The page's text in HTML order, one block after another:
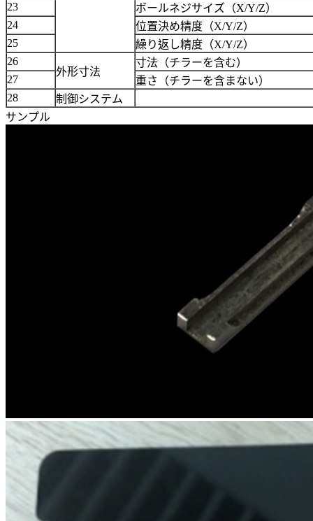
23
ボールネジサイズ（X/Y/Z）
24
位置決め精度（X/Y/Z）
25
繰り返し精度（X/Y/Z）
26
外形寸法
寸法（チラーを含む）
27
重さ（チラーを含まない）
28
制御システム
サンプル